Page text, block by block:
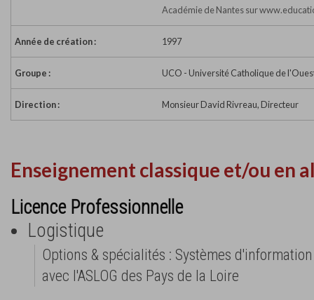
Académie de Nantes sur
Année de création : 1997
Groupe : UCO - Université Catholique de
Direction : Monsieur David Rivreau, Directeur
Enseignement classique et/ou en
Licence Professionnelle
Logistique
Options & spécialités : Systèmes
avec l'ASLOG des Pays de la Loire